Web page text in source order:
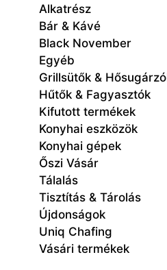
Alkatrész
Bár & Kávé
Black November
Egyéb
Grillsütők &
Hűtők & Fagyasztók
Kifutott termékek
Konyhai eszközök
Konyhai gépek
Őszi Vásár
Tálalás
Tisztítás & Tárolás
Újdonságok
Uniq Chafing
Vásári termékek